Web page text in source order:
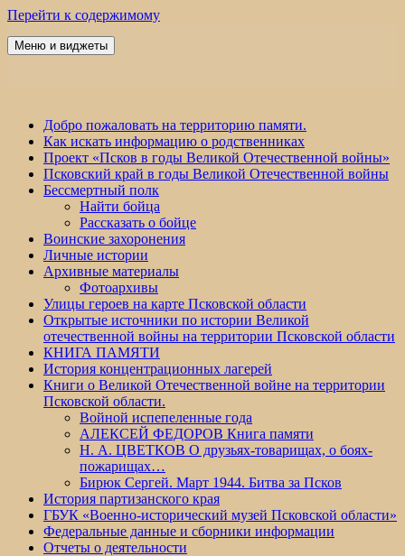
Перейти к содержимому
Победа 60
Меню и виджеты
Добро пожаловать на территорию памяти.
Как искать информацию о родственниках
Проект «Псков в годы Великой Отечественной войны»
Псковский край в годы Великой Отечественной войны
Бессмертный полк
Найти бойца
Рассказать о бойце
Воинские захоронения
Личные истории
Архивные материалы
Фотоархивы
Улицы героев на карте Псковской области
Открытые источники по истории Великой
отечественной войны на территории Псковской области
КНИГА ПАМЯТИ
История концентрационных лагерей
Книги о Великой Отечественной войне на территории
Псковской области.
Войной испепеленные года
АЛЕКСЕЙ ФЕДОРОВ Книга памяти
Н. А. ЦВЕТКОВ О друзьях-товарищах, о боях-
пожарищах…
Бирюк Сергей. Март 1944. Битва за Псков
История партизанского края
ГБУК «Военно-исторический музей Псковской области»
Федеральные данные и сборники информации
Отчеты о деятельности